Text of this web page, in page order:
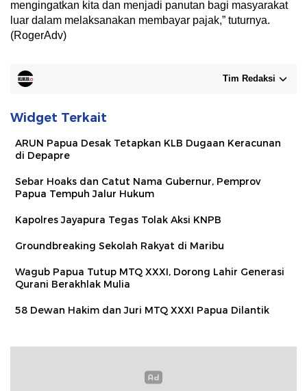
mengingatkan kita dan menjadi panutan bagi masyarakat
luar dalam melaksanakan membayar pajak,” tuturnya.
(RogerAdv)
Tim Redaksi
Widget Terkait
ARUN Papua Desak Tetapkan KLB Dugaan Keracunan
di Depapre
Sebar Hoaks dan Catut Nama Gubernur, Pemprov
Papua Tempuh Jalur Hukum
Kapolres Jayapura Tegas Tolak Aksi KNPB
Groundbreaking Sekolah Rakyat di Maribu
Wagub Papua Tutup MTQ XXXI, Dorong Lahir Generasi
Qurani Berakhlak Mulia
58 Dewan Hakim dan Juri MTQ XXXI Papua Dilantik